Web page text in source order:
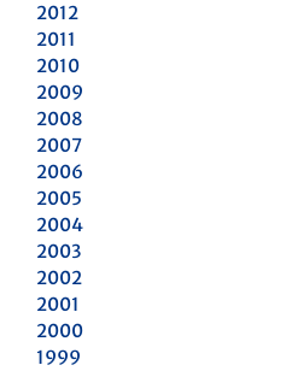
2012
2011
2010
2009
2008
2007
2006
2005
2004
2003
2002
2001
2000
1999